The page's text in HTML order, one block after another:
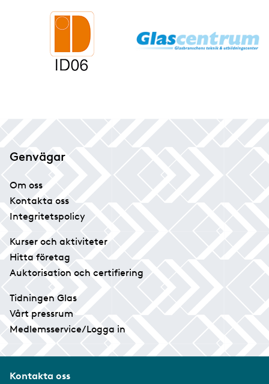
Genvägar
Om oss
Kontakta oss
Integritetspolicy
Kurser och aktiviteter
Hitta företag
Auktorisation och certifiering
Tidningen Glas
Vårt pressrum
Medlemsservice/Logga in
Kontakta oss